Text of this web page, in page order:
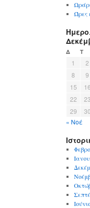
Ώρες
Δ Τ
1 2
8
9
15
16
22
23
29
30
« Νοέ